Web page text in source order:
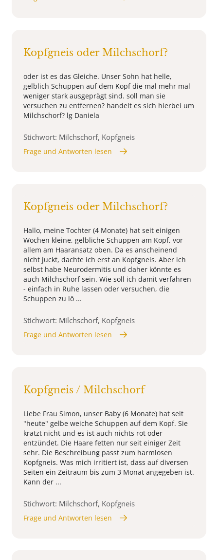
Kopfgneis oder Milchschorf?
oder ist es das Gleiche. Unser Sohn hat helle,
gelblich Schuppen auf dem Kopf die mal mehr mal
weniger stark ausgeprägt sind. soll man sie
versuchen zu entfernen? handelt es sich hierbei um
Milchschorf? lg Daniela
Stichwort: Milchschorf, Kopfgneis
Frage und Antworten lesen
Kopfgneis oder Milchschorf?
Hallo, meine Tochter (4 Monate) hat seit einigen
Wochen kleine, gelbliche Schuppen am Kopf, vor
allem am Haaransatz oben. Da es anscheinend
nicht juckt, dachte ich erst an Kopfgneis. Aber ich
selbst habe Neurodermitis und daher könnte es
auch Milchschorf sein. Wie soll ich damit verfahren
- einfach in Ruhe lassen oder versuchen, die
Schuppen zu lö ...
Stichwort: Milchschorf, Kopfgneis
Frage und Antworten lesen
Kopfgneis / Milchschorf
Liebe Frau Simon, unser Baby (6 Monate) hat seit
"heute" gelbe weiche Schuppen auf dem Kopf. Sie
kratzt nicht und es ist auch nichts rot oder
entzündet. Die Haare fetten nur seit einiger Zeit
sehr. Die Beschreibung passt zum harmlosen
Kopfgneis. Was mich irritiert ist, dass auf diversen
Seiten ein Zeitraum bis zum 3 Monat angegeben ist.
Kann der ...
Stichwort: Milchschorf, Kopfgneis
Frage und Antworten lesen